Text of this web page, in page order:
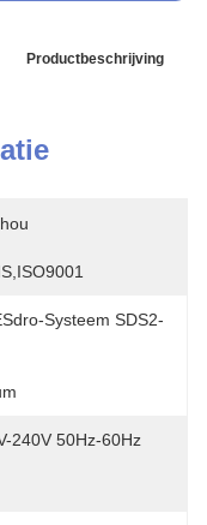
Productbeschrijving
Systeem SDS2-
240V 50Hz-60Hz